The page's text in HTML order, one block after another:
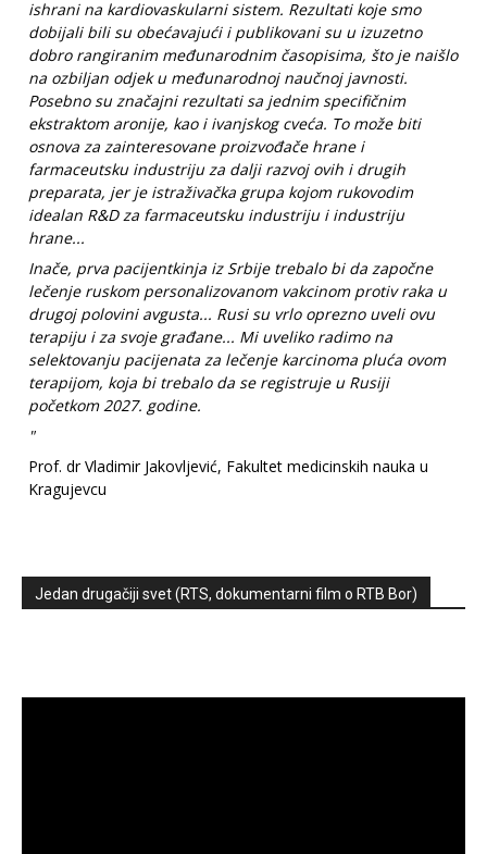
ishrani na kardiovaskularni sistem. Rezultati koje smo
dobijali bili su obećavajući i publikovani su u izuzetno
dobro rangiranim međunarodnim časopisima, što je naišlo
na ozbiljan odjek u međunarodnoj naučnoj javnosti.
Posebno su značajni rezultati sa jednim specifičnim
ekstraktom aronije, kao i ivanjskog cveća. To može biti
osnova za zainteresovane proizvođače hrane i
farmaceutsku industriju za dalji razvoj ovih i drugih
preparata, jer je istraživačka grupa kojom rukovodim
idealan R&D za farmaceutsku industriju i industriju
hrane...
Inače, prva pacijentkinja iz Srbije trebalo bi da započne
lečenje ruskom personalizovanom vakcinom protiv raka u
drugoj polovini avgusta... Rusi su vrlo oprezno uveli ovu
terapiju i za svoje građane... Mi uveliko radimo na
selektovanju pacijenata za lečenje karcinoma pluća ovom
terapijom, koja bi trebalo da se registruje u Rusiji
početkom 2027. godine.
"
Prof. dr Vladimir Jakovljević, Fakultet medicinskih nauka u
Kragujevcu
Jedan drugačiji svet (RTS, dokumentarni film o RTB Bor)